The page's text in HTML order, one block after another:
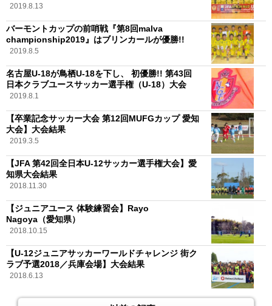
2019.8.13
バーモントカップの前哨戦『第8回malva
championship2019』はブリンカールが優勝!!
2019.8.5
名古屋U-18が鳥栖U-18を下し、 初優勝!! 第43回
日本クラブユースサッカー選手権（U-18）大会
2019.8.1
【卒業記念サッカー大会 第12回MUFGカップ 愛知
大会】大会結果
2019.3.5
【JFA 第42回全日本U-12サッカー選手権大会】愛
知県大会結果
2018.11.30
【ジュニアユース 体験練習会】Rayo
Nagoya（愛知県）
2018.10.15
【U-12ジュニアサッカーワールドチャレンジ 街ク
ラブ予選2018／兵庫会場】大会結果
2018.6.13